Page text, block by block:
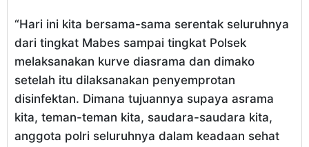
“Hari ini kita bersama-sama serentak seluruhnya
dari tingkat Mabes sampai tingkat Polsek
melaksanakan kurve diasrama dan dimako
setelah itu dilaksanakan penyemprotan
disinfektan. Dimana tujuannya supaya asrama
kita, teman-teman kita, saudara-saudara kita,
anggota polri seluruhnya dalam keadaan sehat